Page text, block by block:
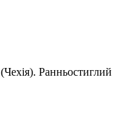
Ранньостиглий